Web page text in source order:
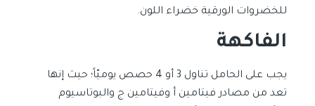
للخضروات الورقية خضراء اللون.
الفاكهة
يجب على الحامل تناول 3 أو 4 حصص يوميّاً؛ حيث إنها
تعد من مصادر فيتامين أ وفيتامين ج والبوتاسيوم